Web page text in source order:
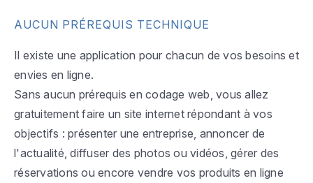
AUCUN PRÉREQUIS TECHNIQUE
Il existe une application pour chacun de vos besoins et
envies en ligne.
Sans aucun prérequis en codage web, vous allez
gratuitement faire un site internet répondant à vos
objectifs : présenter une entreprise, annoncer de
l'actualité, diffuser des photos ou vidéos, gérer des
réservations ou encore vendre vos produits en ligne